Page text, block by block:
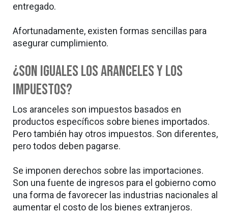
entregado.
Afortunadamente, existen formas sencillas para
asegurar cumplimiento.
¿Son iguales los aranceles y los
impuestos?
Los aranceles son impuestos basados en
productos específicos sobre bienes importados.
Pero también hay otros impuestos. Son diferentes,
pero todos deben pagarse.
Se imponen derechos sobre las importaciones.
Son una fuente de ingresos para el gobierno como
una forma de favorecer las industrias nacionales al
aumentar el costo de los bienes extranjeros.